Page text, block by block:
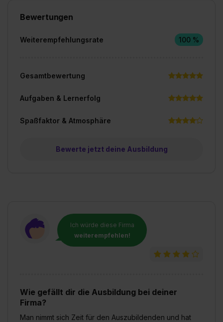
Ich würde diese Firma
weiterempfehlen!
Wie gefällt dir die Ausbildung bei deiner
Firma?
Man nimmt sich Zeit für den Auszubildenden und hat
Bewertungen
Weiterempfehlungsrate 100 %
Gesamtbewertung
Aufgaben & Lernerfolg
Spaßfaktor & Atmosphäre
Bewerte jetzt deine Ausbildung